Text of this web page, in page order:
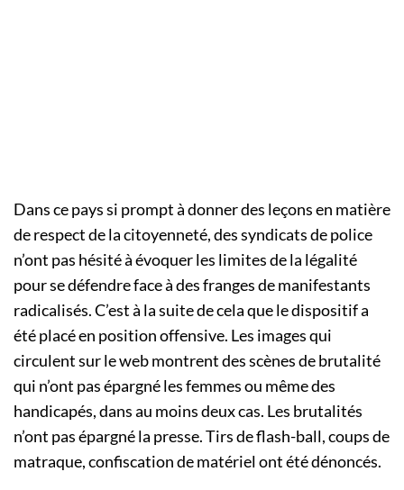
Dans ce pays si prompt à donner des leçons en matière
de respect de la citoyenneté, des syndicats de police
n’ont pas hésité à évoquer les limites de la légalité
pour se défendre face à des franges de manifestants
radicalisés. C’est à la suite de cela que le dispositif a
été placé en position offensive. Les images qui
circulent sur le web montrent des scènes de brutalité
qui n’ont pas épargné les femmes ou même des
handicapés, dans au moins deux cas. Les brutalités
n’ont pas épargné la presse. Tirs de flash-ball, coups de
matraque, confiscation de matériel ont été dénoncés.